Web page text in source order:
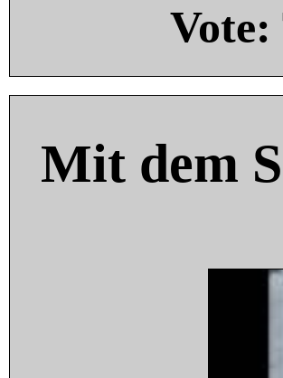
Vote:
Mit dem